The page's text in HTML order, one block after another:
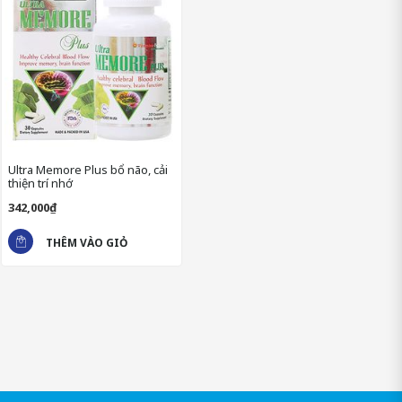
loạn nhịp tim, hồi hộp, lo lắng, nguy cơ tai biến và đột quỵ.
Ultra Memore Plus bổ não, cải
thiện trí nhớ
342,000₫
THÊM VÀO GIỎ